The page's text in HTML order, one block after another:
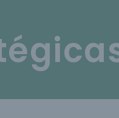
inicio